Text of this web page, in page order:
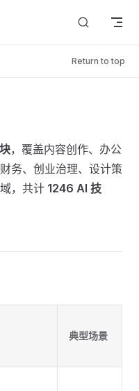
Return to top
，覆盖内容创作、办公
务、创业治理、设计策
，共计 1246 AI 技
典型场景